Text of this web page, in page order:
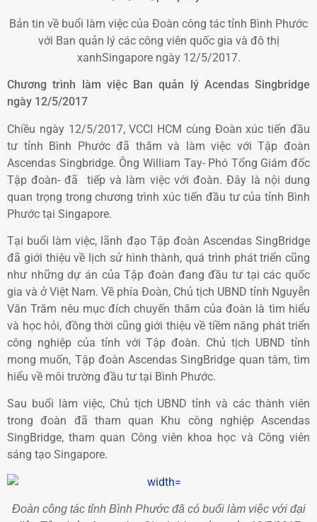
Bản tin về buổi làm việc của Đoàn công tác tỉnh Bình Phước
với Ban quản lý các công viên quốc gia và đô thị
xanhSingapore ngày 12/5/2017.
Chương trình làm việc Ban quản lý Acendas Singbridge
ngày 12/5/2017
Chiều ngày 12/5/2017, VCCI HCM cùng Đoàn xúc tiến đầu
tư tỉnh Bình Phước đã thăm và làm việc với Tập đoàn
Ascendas Singbridge. Ông William Tay- Phó Tổng Giám đốc
Tập đoàn- đã tiếp và làm việc với đoàn. Đây là nội dung
quan trọng trong chương trình xúc tiến đầu tư của tỉnh Bình
Phước tại Singapore.
Tại buổi làm việc, lãnh đạo Tập đoàn Ascendas SingBridge
đã giới thiệu về lịch sử hình thành, quá trình phát triển cũng
như những dự án của Tập đoàn đang đầu tư tại các quốc
gia và ở Việt Nam. Về phía Đoàn, Chủ tịch UBND tỉnh Nguyễn
Văn Trăm nêu mục đích chuyến thăm của đoàn là tìm hiểu
và học hỏi, đồng thời cũng giới thiệu về tiềm năng phát triển
công nghiệp của tỉnh với Tập đoàn. Chủ tịch UBND tỉnh
mong muốn, Tập đoàn Ascendas SingBridge quan tâm, tìm
hiểu về môi trường đầu tư tại Bình Phước.
Sau buổi làm việc, Chủ tịch UBND tỉnh và các thành viên
trong đoàn đã tham quan Khu công nghiệp Ascendas
SingBridge, tham quan Công viên khoa học và Công viên
sáng tạo Singapore.
Đoàn công tác tỉnh Bình Phước đã có buổi làm việc với đại